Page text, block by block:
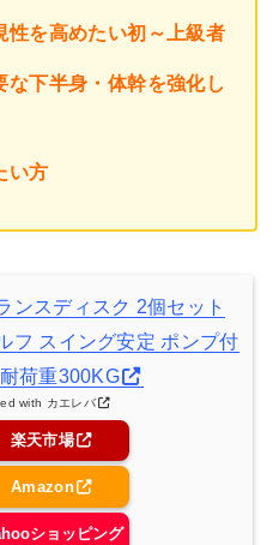
性を高めたい初～上級者
下半身・体幹を強化し
い方
ンスディスク 2個セット
フ スイング安定 ポンプ付
荷重300KG
with カエレバ
楽天市場
Amazon
ショッピング